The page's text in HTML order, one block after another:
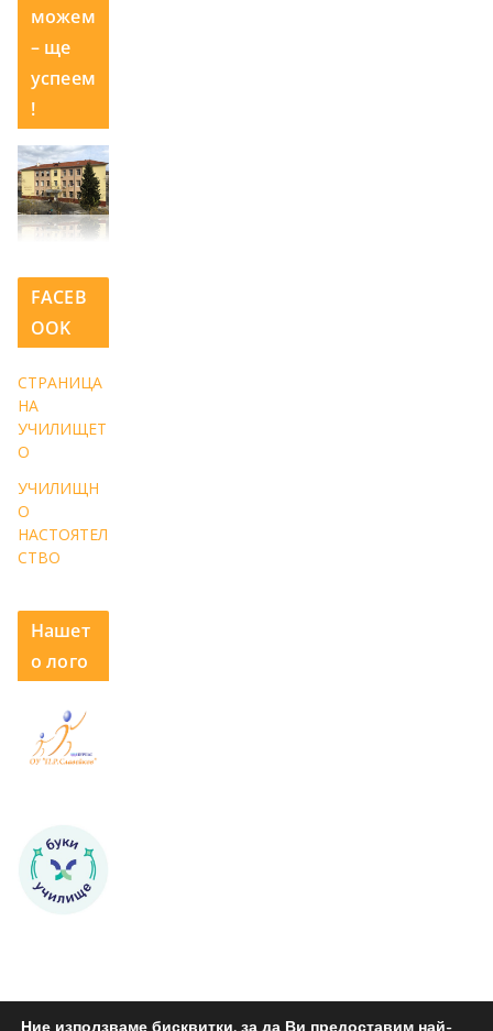
можем
– ще
успеем
!
FACEB
OOK
СТРАНИЦА
НА
УЧИЛИЩЕТ
О
УЧИЛИЩН
О
НАСТОЯТЕЛ
СТВО
Нашет
о лого